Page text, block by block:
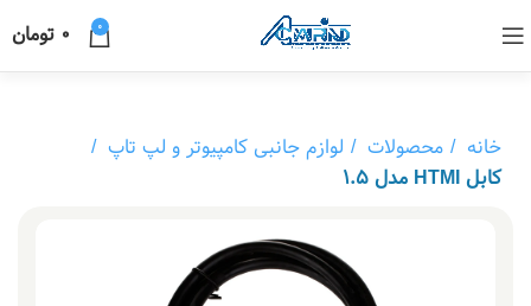
0
0 تومان
خانه محصولات
لوازم جانبی کامپیوتر و لپ تاپ
کابل HTMI مدل 1.5